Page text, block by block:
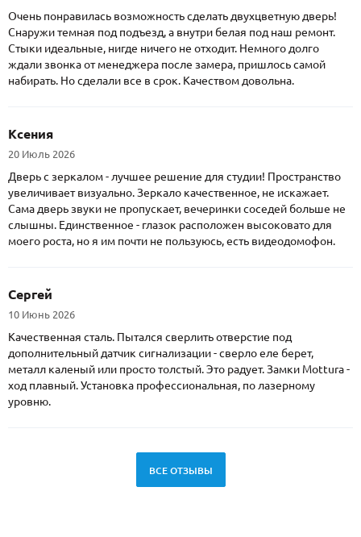
Очень понравилась возможность сделать двухцветную дверь!
Снаружи темная под подъезд, а внутри белая под наш ремонт.
Стыки идеальные, нигде ничего не отходит. Немного долго
ждали звонка от менеджера после замера, пришлось самой
набирать. Но сделали все в срок. Качеством довольна.
Ксения
20 Июль 2026
Дверь с зеркалом - лучшее решение для студии! Пространство
увеличивает визуально. Зеркало качественное, не искажает.
Сама дверь звуки не пропускает, вечеринки соседей больше не
слышны. Единственное - глазок расположен высоковато для
моего роста, но я им почти не пользуюсь, есть видеодомофон.
Сергей
10 Июнь 2026
Качественная сталь. Пытался сверлить отверстие под
дополнительный датчик сигнализации - сверло еле берет,
металл каленый или просто толстый. Это радует. Замки Mottura -
ход плавный. Установка профессиональная, по лазерному
уровню.
ВСЕ ОТЗЫВЫ